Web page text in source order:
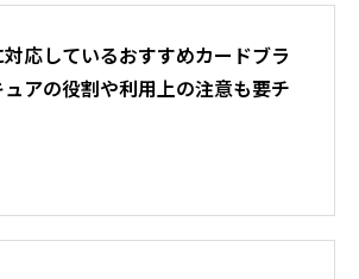
応しているおすすめカードブラ
ュアの役割や利用上の注意も要チ